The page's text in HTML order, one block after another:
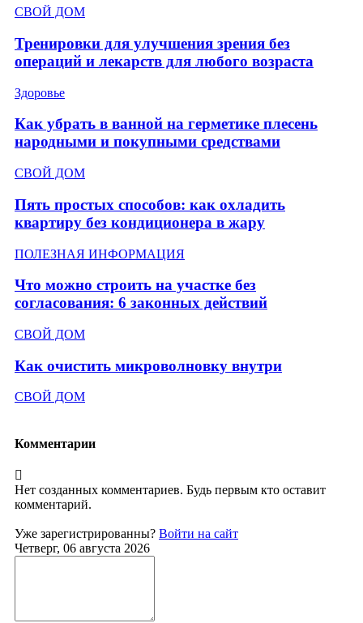
СВОЙ ДОМ
Тренировки для улучшения зрения без
операций и лекарств для любого возраста
Здоровье
Как убрать в ванной на герметике плесень
народными и покупными средствами
СВОЙ ДОМ
Пять простых способов: как охладить
квартиру без кондиционера в жару
ПОЛЕЗНАЯ ИНФОРМАЦИЯ
Что можно строить на участке без
согласования: 6 законных действий
СВОЙ ДОМ
Как очистить микроволновку внутри
СВОЙ ДОМ
Комментарии
Нет созданных комментариев. Будь первым кто оставит
комментарий.
Уже зарегистрированны? Войти на сайт
Четверг, 06 августа 2026